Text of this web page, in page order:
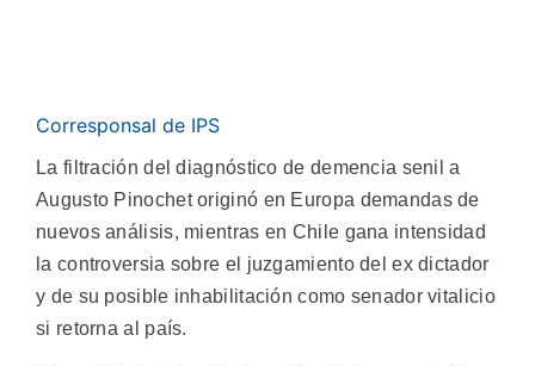
Corresponsal de IPS
La filtración del diagnóstico de demencia senil a
Augusto Pinochet originó en Europa demandas de
nuevos análisis, mientras en Chile gana intensidad
la controversia sobre el juzgamiento del ex dictador
y de su posible inhabilitación como senador vitalicio
si retorna al país.